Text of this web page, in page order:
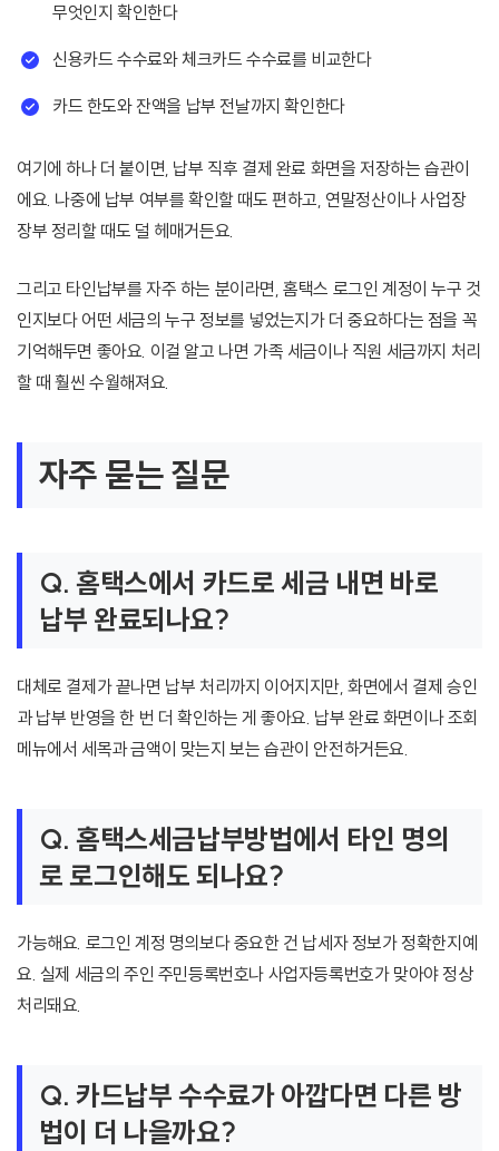
무엇인지 확인한다
신용카드 수수료와 체크카드 수수료를 비교한다
카드 한도와 잔액을 납부 전날까지 확인한다
여기에 하나 더 붙이면, 납부 직후 결제 완료 화면을 저장하는 습관이
에요. 나중에 납부 여부를 확인할 때도 편하고, 연말정산이나 사업장
장부 정리할 때도 덜 헤매거든요.
그리고 타인납부를 자주 하는 분이라면, 홈택스 로그인 계정이 누구 것
인지보다 어떤 세금의 누구 정보를 넣었는지가 더 중요하다는 점을 꼭
기억해두면 좋아요. 이걸 알고 나면 가족 세금이나 직원 세금까지 처리
할 때 훨씬 수월해져요.
자주 묻는 질문
Q. 홈택스에서 카드로 세금 내면 바로
납부 완료되나요?
대체로 결제가 끝나면 납부 처리까지 이어지지만, 화면에서 결제 승인
과 납부 반영을 한 번 더 확인하는 게 좋아요. 납부 완료 화면이나 조회
메뉴에서 세목과 금액이 맞는지 보는 습관이 안전하거든요.
Q. 홈택스세금납부방법에서 타인 명의
로 로그인해도 되나요?
가능해요. 로그인 계정 명의보다 중요한 건 납세자 정보가 정확한지예
요. 실제 세금의 주인 주민등록번호나 사업자등록번호가 맞아야 정상
처리돼요.
Q. 카드납부 수수료가 아깝다면 다른 방
법이 더 나을까요?